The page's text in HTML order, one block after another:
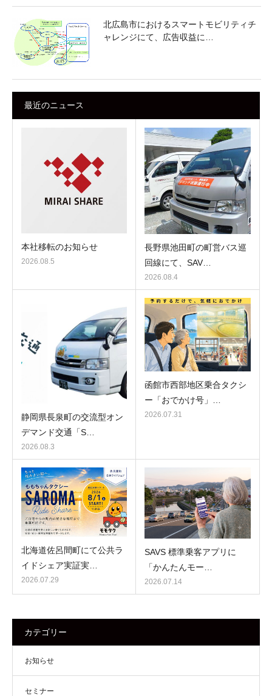
北広島市におけるスマートモビリティチ
ャレンジにて、広告収益に…
最近のニュース
本社移転のお知らせ
2026.08.5
長野県池田町の町営バス巡
回線にて、SAV…
2026.08.4
静岡県長泉町の交流型オン
デマンド交通「S…
2026.08.3
函館市西部地区乗合タクシ
ー「おでかけ号」…
2026.07.31
北海道佐呂間町にて公共ラ
イドシェア実証実…
2026.07.29
SAVS 標準乗客アプリに
「かんたんモー…
2026.07.14
カテゴリー
お知らせ
セミナー